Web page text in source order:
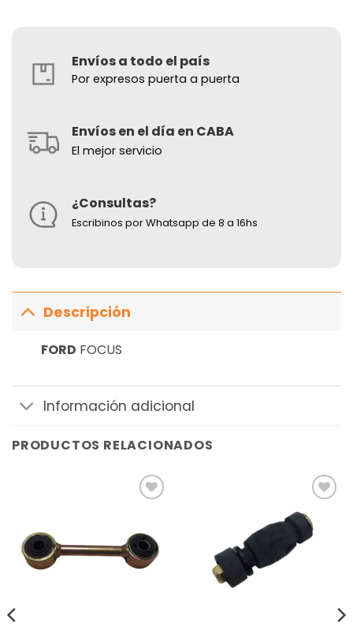
Envíos a todo el país
Por expresos puerta a puerta
Envíos en el día en CABA
El mejor servicio
¿Consultas?
Escribinos por Whatsapp de 8 a 16hs
Descripción
FORD FOCUS
Información adicional
PRODUCTOS RELACIONADOS
lista de
deseos
Añadir
a la
lista de
deseos